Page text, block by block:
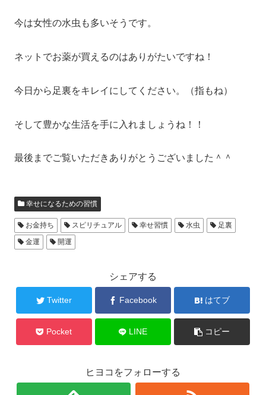
今は女性の水虫も多いそうです。
ネットでお薬が買えるのはありがたいですね！
今日から足裏をキレイにしてください。（指もね）
そして豊かな生活を手に入れましょうね！！
最後までご覧いただきありがとうございました＾＾
幸せになるための習慣
お金持ち スピリチュアル 幸せ習慣 水虫
足裏
金運
開運
シェアする
Twitter Facebook はてブ
Pocket LINE コピー
ヒヨコをフォローする